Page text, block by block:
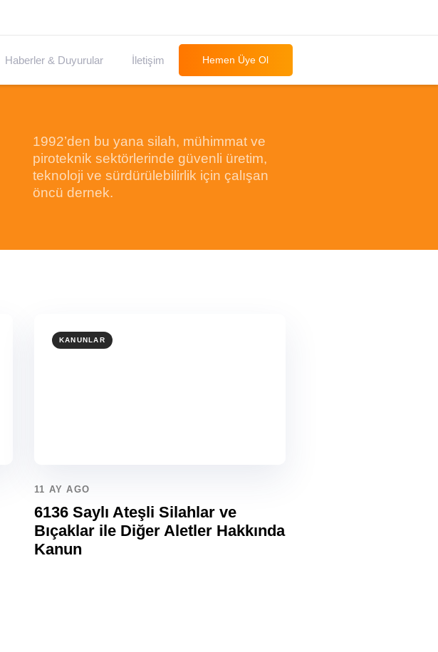
Haberler & Duyurular İletişim Hemen Üye Ol
1992’den bu yana silah, mühimmat ve
piroteknik sektörlerinde güvenli üretim,
teknoloji ve sürdürülebilirlik için çalışan
öncü dernek.
KANUNLAR
11 AY AGO
6136 Saylı Ateşli Silahlar ve
Bıçaklar ile Diğer Aletler Hakkında
Kanun